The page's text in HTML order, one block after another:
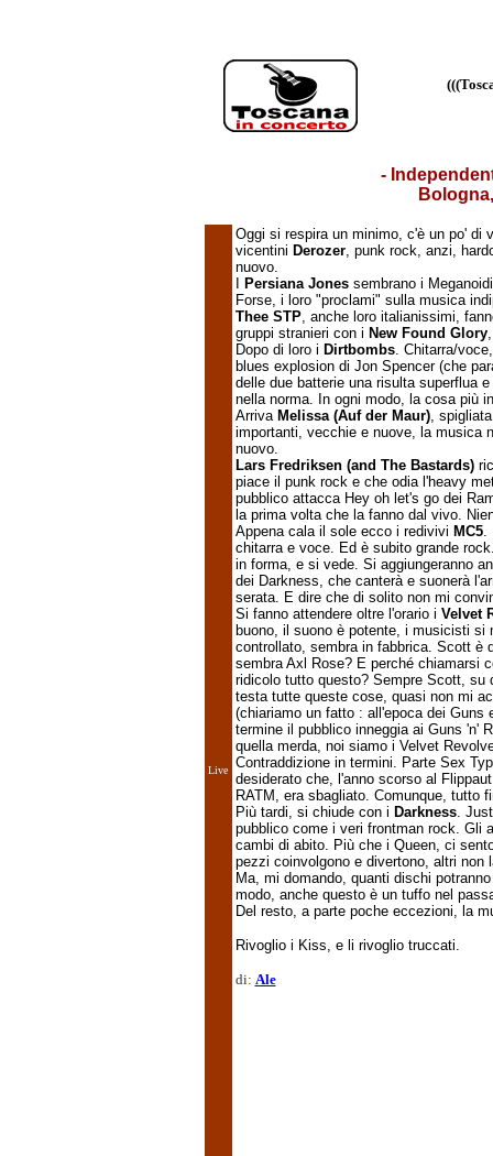
-
Live
Oggi si respira un minimo, c'è un po' di
vicentini Derozer, punk rock, anzi,
nuovo.
Persiana Jonessembrano i
Forse, i loro "proclami" sulla musica
Thee STP, anche loro italianissimi,
gruppi stranieri con i New Found Glory
Dopo di loro i Dirtbombs. Chitarra/
blues explosion di Jon Spencer (che
delle due batterie una risulta superflua
nella norma. In ogni modo, la cosa più
Arriva Melissa (Auf der Maur),
importanti, vecchie e nuove, la musica
nuovo.
Lars Fredriksen (and The Bastards)
piace il punk rock e che odia l'heavy
pubblico attacca Hey oh let's go dei
la prima volta che la fanno dal vivo.
Appena cala il sole ecco i redivivi MC5.
chitarra e voce. Ed è subito grande
in forma, e si vede. Si aggiungeranno
dei Darkness, che canterà e suonerà
serata. E dire che di solito non mi
Si fanno attendere oltre l'orario i Velvet
buono, il suono è potente, i musicisti si
controllato, sembra in fabbrica. Scott è
sembra Axl Rose? E perché chiamarsi
ridicolo tutto questo? Sempre Scott, su
testa tutte queste cose, quasi non mi
(chiariamo un fatto : all'epoca dei Guns
termine il pubblico inneggia ai Guns 'n'
quella merda, noi siamo i Velvet
Contraddizione in termini. Parte Sex
desiderato che, l'anno scorso al
RATM, era sbagliato. Comunque, tutto
Più tardi, si chiude con i Darkness.
pubblico come i veri frontman rock. Gli
cambi di abito. Più che i Queen, ci
pezzi coinvolgono e divertono, altri
Ma, mi domando, quanti dischi
modo, anche questo è un tuffo nel
Del resto, a parte poche eccezioni, la
Rivoglio i Kiss, e li rivoglio truccati.
di: Ale